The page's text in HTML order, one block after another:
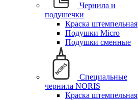
Чернила и
подушечки
Краска штемпельная
Подушки Micro
Подушки сменные
Специальные
чернила NORIS
Краска штемпельная